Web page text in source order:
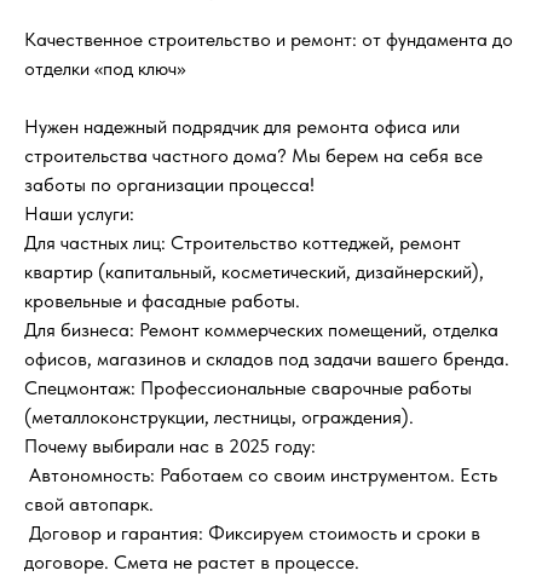
Качественное строительство и ремонт: от фундамента до
отделки «под ключ»
Нужен надежный подрядчик для ремонта офиса или
строительства частного дома? Мы берем на себя все
заботы по организации процесса!
Наши услуги:
Для частных лиц: Строительство коттеджей, ремонт
квартир (капитальный, косметический, дизайнерский),
кровельные и фасадные работы.
Для бизнеса: Ремонт коммерческих помещений, отделка
офисов, магазинов и складов под задачи вашего бренда.
Спецмонтаж: Профессиональные сварочные работы
(металлоконструкции, лестницы, ограждения).
Почему выбирали нас в 2025 году:
Автономность: Работаем со своим инструментом. Есть
свой автопарк.
Договор и гарантия: Фиксируем стоимость и сроки в
договоре. Смета не растет в процессе.